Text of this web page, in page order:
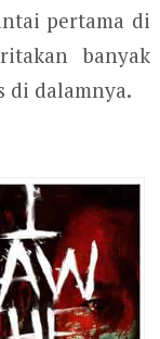
pertama di
banyak
di dalamnya.